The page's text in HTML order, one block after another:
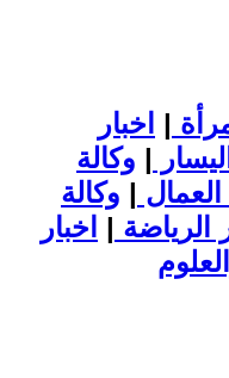
| اخبار
| وكالة
العمال | وكالة
الرياضة | اخبار